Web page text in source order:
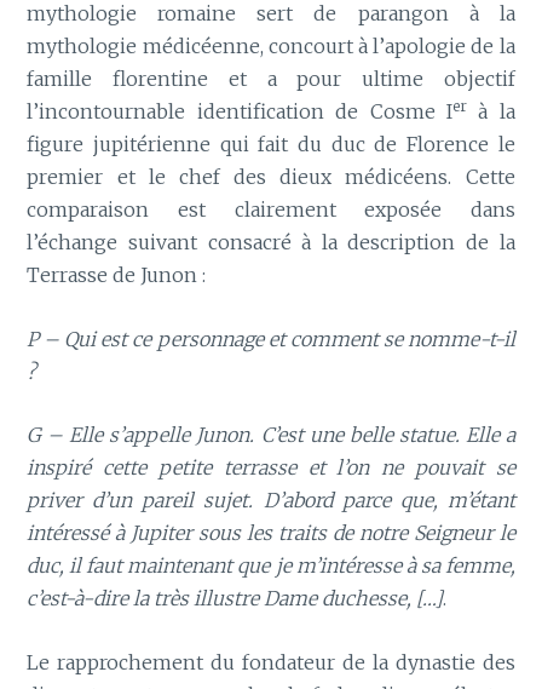
mythologie romaine sert de parangon à la
mythologie médicéenne, concourt à l’apologie de la
famille florentine et a pour ultime objectif
l’incontournable identification de Cosme Ierà la
figure jupitérienne qui fait du duc de Florence le
premier et le chef des dieux médicéens. Cette
comparaison est clairement exposée dans
l’échange suivant consacré à la description de la
Terrasse de Junon :
P – Qui est ce personnage et comment se nomme-t-il
?
G – Elle s’appelle Junon. C’est une belle statue. Elle a
inspiré cette petite terrasse et l’on ne pouvait se
priver d’un pareil sujet. D’abord parce que, m’étant
intéressé à Jupiter sous les traits de notre Seigneur le
duc, il faut maintenant que je m’intéresse à sa femme,
c’est-à-dire la très illustre Dame duchesse, […].
Le rapprochement du fondateur de la dynastie des